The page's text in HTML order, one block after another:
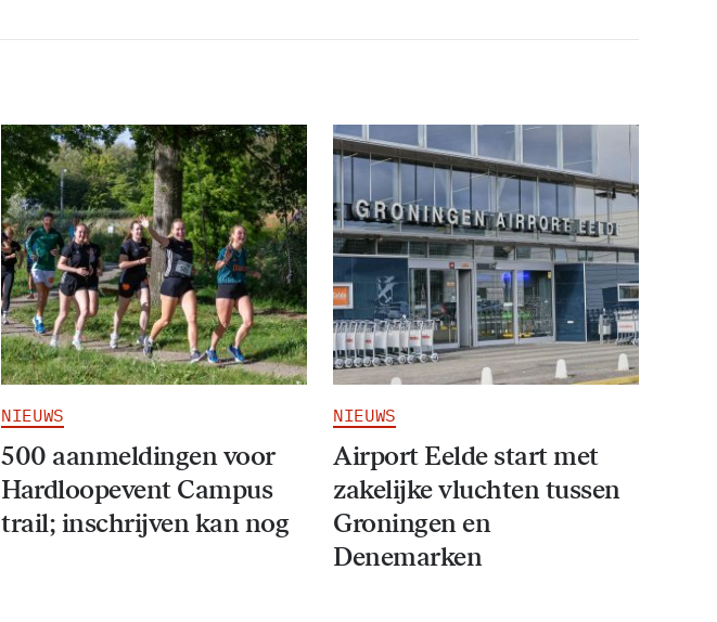
NIEUWS
500 aanmeldingen voor
Hardloopevent Campus
trail; inschrijven kan nog
NIEUWS
Airport Eelde start met
zakelijke vluchten tussen
Groningen en
Denemarken